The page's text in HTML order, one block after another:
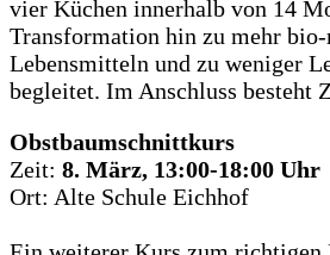
vier Küchen innerhalb von 14
Transformation hin zu mehr
Lebensmitteln und zu weniger
begleitet. Im Anschluss besteht
Obstbaumschnittkurs
Zeit: 8. März, 13:00-18:00 Uhr
Ort: Alte Schule Eichhof